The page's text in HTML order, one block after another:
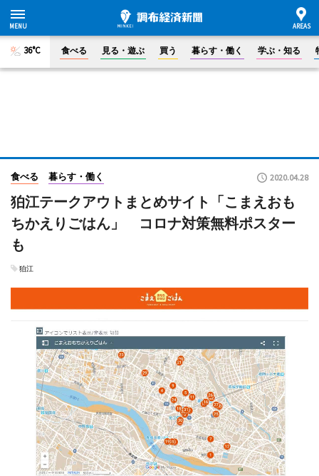
36°C 食べる 見る・遊ぶ 買う 暮らす・働く 学ぶ・知る
食べる 暮らす・働く 2020.04.28
狛江テークアウトまとめサイト「こまえおも
ちかえりごはん」 コロナ対策無料ポスター
も
狛江